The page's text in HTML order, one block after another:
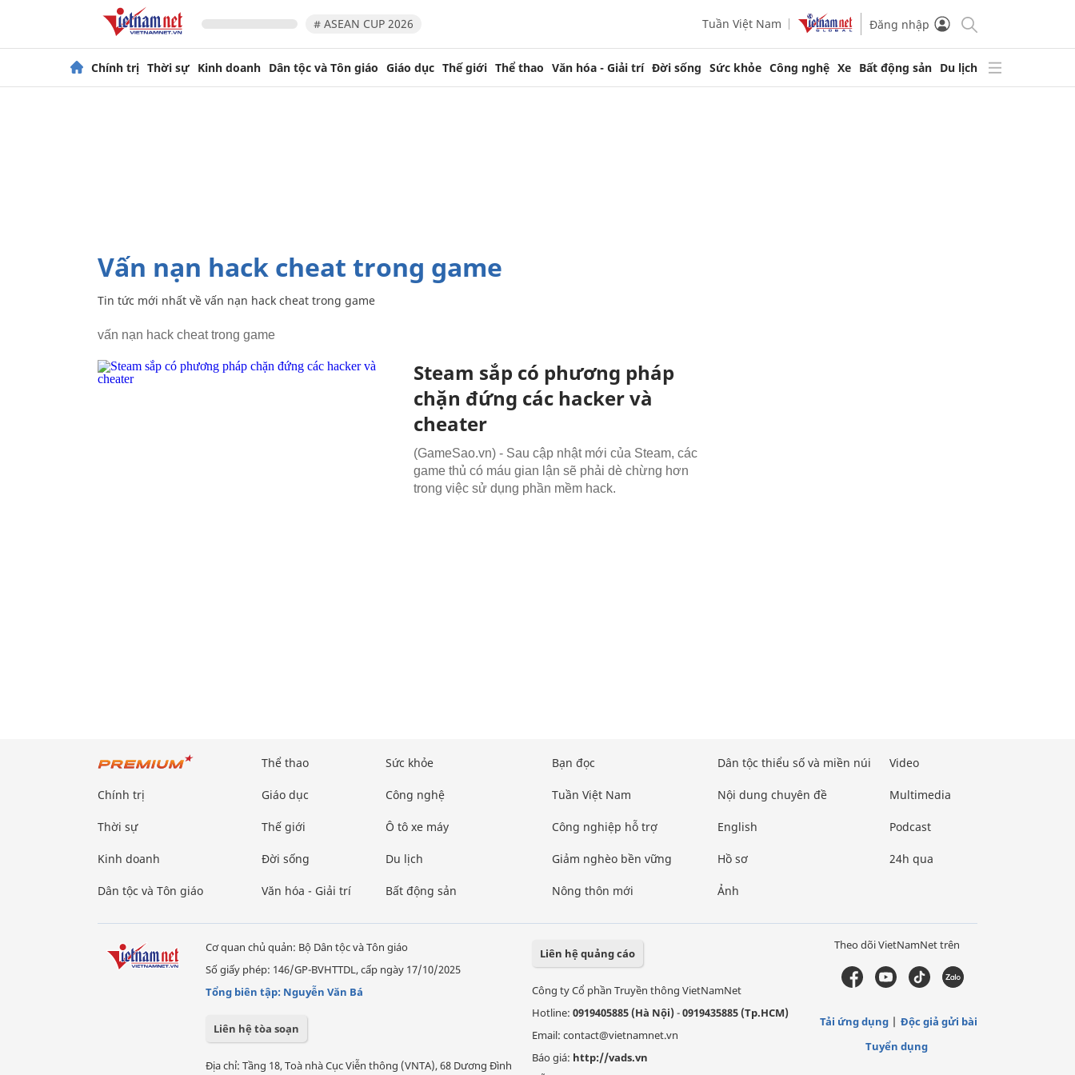
# ASEAN CUP 2026 Tuần Việt Nam Đăng nhập
Chính trị Thời sự Kinh doanh Dân tộc và Tôn giáo Giáo dục Thế giới Thể thao Văn hóa - Giải trí Đời sống Sức khỏe Công nghệ Xe Bất động sản Du lịch
vấn nạn hack cheat trong game
Tin tức mới nhất về vấn nạn hack cheat trong game
vấn nạn hack cheat trong game
Steam sắp có phương pháp
chặn đứng các hacker và
cheater
(GameSao.vn) - Sau cập nhật mới của Steam, các
game thủ có máu gian lận sẽ phải dè chừng hơn
trong việc sử dụng phần mềm hack.
Chính trị
Thời sự
Kinh doanh
Dân tộc và Tôn giáo
Thể thao
Giáo dục
Thế giới
Đời sống
Văn hóa - Giải trí
Sức khỏe
Công nghệ
Ô tô xe máy
Du lịch
Bất động sản
Bạn đọc
Tuần Việt Nam
Công nghiệp hỗ trợ
Giảm nghèo bền vững
Nông thôn mới
Dân tộc thiểu số và miền núi
Nội dung chuyên đề
English
Hồ sơ
Ảnh
Video
Multimedia
Podcast
24h qua
Cơ quan chủ quản: Bộ Dân tộc và Tôn giáo
Số giấy phép: 146/GP-BVHTTDL, cấp ngày 17/10/2025
Tổng biên tập: Nguyễn Văn Bá
Liên hệ tòa soạn
Địa chỉ: Tầng 18, Toà nhà Cục Viễn thông (VNTA), 68 Dương Đình
Liên hệ quảng cáo
Công ty Cổ phần Truyền thông VietNamNet
Hotline: 0919405885 (Hà Nội)-0919435885 (Tp.HCM)
Email: contact@vietnamnet.vn
Báo giá: http://vads.vn
Theo dõi VietNamNet trên
Tải ứng dụng
Độc giả gửi bài
Tuyển dụng